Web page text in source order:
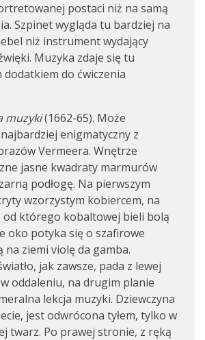
postaci niż na samą
Szpinet wygląda tu bardziej na
niż instrument wydający
Muzyka zdaje się tu
do ćwiczenia
muzyki(1662-65). Może
enigmatyczny z
Vermeera. Wnętrze
jasne kwadraty marmurów
podłogę. Na pierwszym
wzorzystym kobiercem, na
od którego kobaltowej bieli bolą
oko potyka się o szafirowe
na ziemi violę da gamba.
jak zawsze, pada z lewej
oddaleniu, na drugim planie
lekcja muzyki. Dziewczyna
jest odwrócona tyłem, tylko w
twarz. Po prawej stronie, z ręką